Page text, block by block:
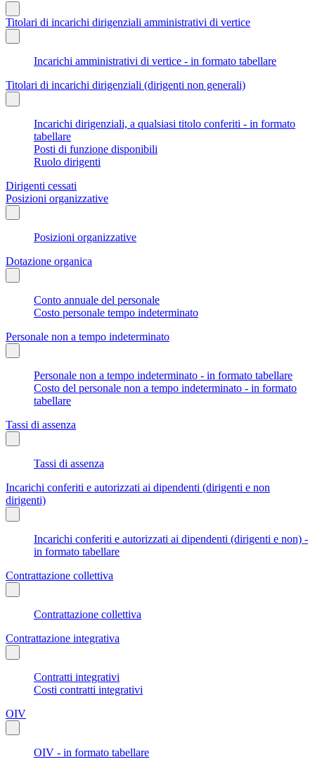
Titolari di incarichi dirigenziali amministrativi di vertice
Incarichi amministrativi di vertice - in formato tabellare
Titolari di incarichi dirigenziali (dirigenti non generali)
Incarichi dirigenziali, a qualsiasi titolo conferiti - in formato
tabellare
Posti di funzione disponibili
Ruolo dirigenti
Dirigenti cessati
Posizioni organizzative
Posizioni organizzative
Dotazione organica
Conto annuale del personale
Costo personale tempo indeterminato
Personale non a tempo indeterminato
Personale non a tempo indeterminato - in formato tabellare
Costo del personale non a tempo indeterminato - in formato
tabellare
Tassi di assenza
Tassi di assenza
Incarichi conferiti e autorizzati ai dipendenti (dirigenti e non
dirigenti)
Incarichi conferiti e autorizzati ai dipendenti (dirigenti e non) -
in formato tabellare
Contrattazione collettiva
Contrattazione collettiva
Contrattazione integrativa
Contratti integrativi
Costi contratti integrativi
OIV
OIV - in formato tabellare